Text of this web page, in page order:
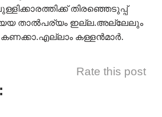
തിരഞ്ഞെടുപ്പ്
താൽപര്യം ഇല്ല.അല്ലേലും
കള്ളൻമാർ.
Rate this post